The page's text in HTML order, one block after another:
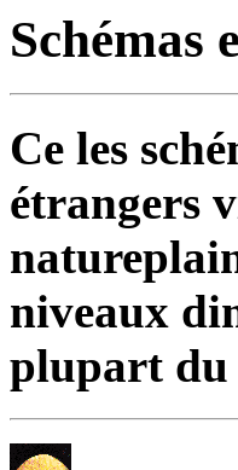
Schémas
Ce les
étrangers
niveaux
plupart du